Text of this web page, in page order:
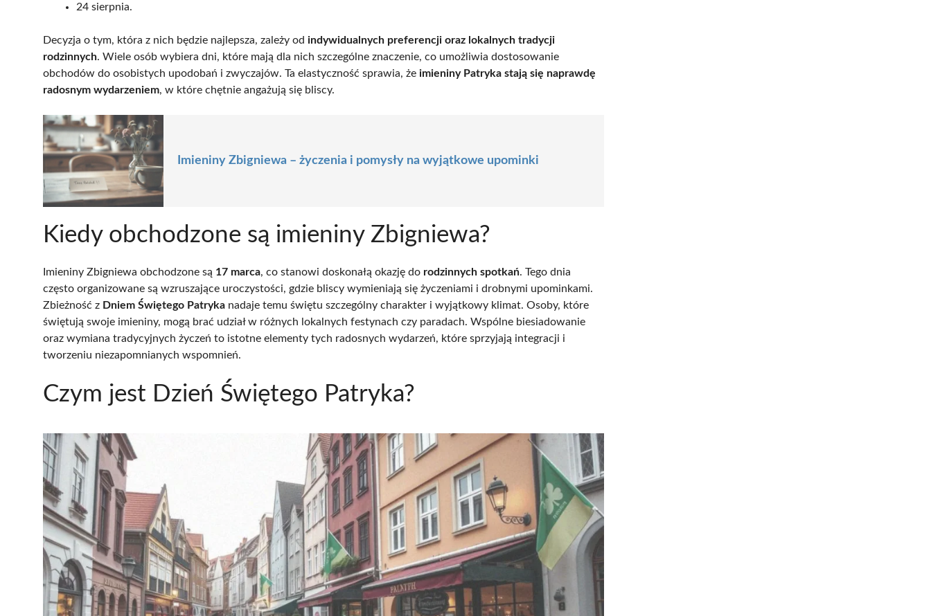
24 sierpnia.
Decyzja o tym, która z nich będzie najlepsza, zależy od indywidualnych preferencji oraz lokalnych tradycji
rodzinnych. Wiele osób wybiera dni, które mają dla nich szczególne znaczenie, co umożliwia dostosowanie
obchodów do osobistych upodobań i zwyczajów. Ta elastyczność sprawia, że imieniny Patryka stają się naprawdę
radosnym wydarzeniem, w które chętnie angażują się bliscy.
Imieniny Zbigniewa – życzenia i pomysły na wyjątkowe upominki
Kiedy obchodzone są imieniny Zbigniewa?
Imieniny Zbigniewa obchodzone są 17 marca, co stanowi doskonałą okazję do rodzinnych spotkań. Tego dnia
często organizowane są wzruszające uroczystości, gdzie bliscy wymieniają się życzeniami i drobnymi upominkami.
Zbieżność z Dniem Świętego Patryka nadaje temu świętu szczególny charakter i wyjątkowy klimat. Osoby, które
świętują swoje imieniny, mogą brać udział w różnych lokalnych festynach czy paradach. Wspólne biesiadowanie
oraz wymiana tradycyjnych życzeń to istotne elementy tych radosnych wydarzeń, które sprzyjają integracji i
tworzeniu niezapomnianych wspomnień.
Czym jest Dzień Świętego Patryka?